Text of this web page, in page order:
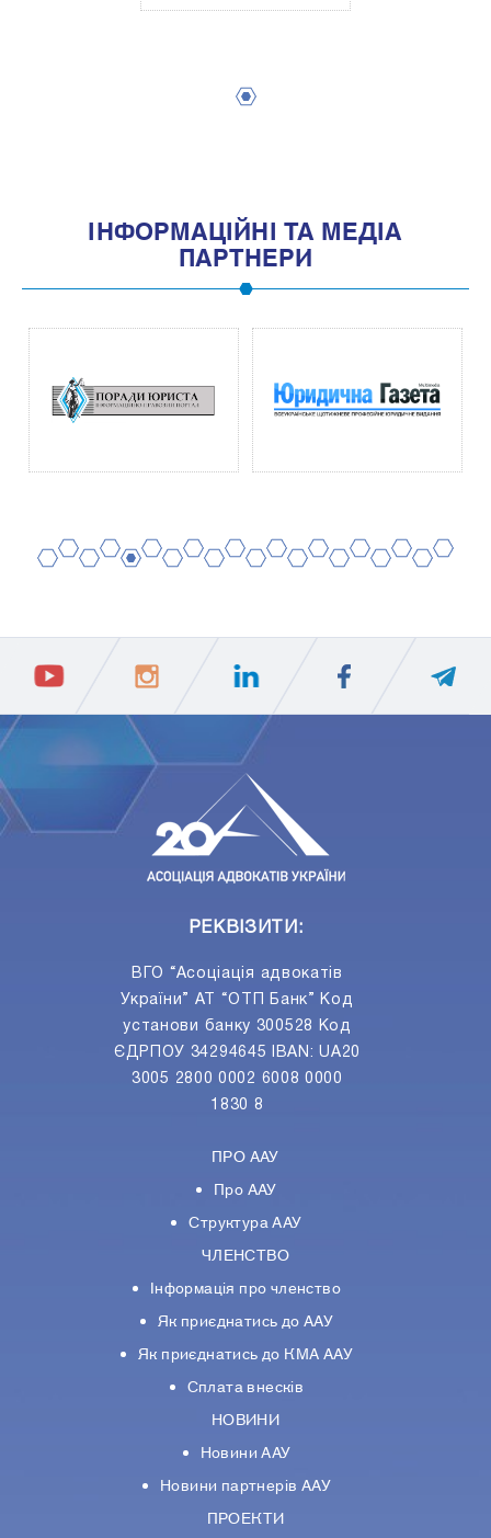
IНФОРМАЦIЙНI ТА МЕДIА
ПАРТНЕРИ
РЕКВІЗИТИ:
ВГО “Асоціація адвокатів
України” АТ “ОТП Банк” Код
установи банку 300528 Код
ЄДРПОУ 34294645 IBAN: UA20
3005 2800 0002 6008 0000
1830 8
ПРО ААУ
Про ААУ
Структура ААУ
ЧЛЕНСТВО
Інформація про членство
Як приєднатись до ААУ
Як приєднатись до КМА ААУ
Сплата внесків
НОВИНИ
Новини ААУ
Новини партнерiв ААУ
ПРОЕКТИ